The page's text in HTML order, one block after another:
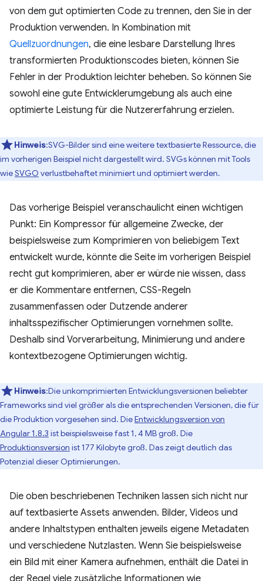
von dem gut optimierten Code zu trennen, den Sie in der
Produktion verwenden. In Kombination mit
Quellzuordnungen, die eine lesbare Darstellung Ihres
transformierten Produktionscodes bieten, können Sie
Fehler in der Produktion leichter beheben. So können Sie
sowohl eine gute Entwicklerumgebung als auch eine
optimierte Leistung für die Nutzererfahrung erzielen.
Hinweis:SVG-Bilder sind eine weitere textbasierte Ressource, die
im vorherigen Beispiel nicht dargestellt wird. SVGs können mit Tools
wieSVGO verlustbehaftet minimiert und optimiert werden.
Das vorherige Beispiel veranschaulicht einen wichtigen
Punkt: Ein Kompressor für allgemeine Zwecke, der
beispielsweise zum Komprimieren von beliebigem Text
entwickelt wurde, könnte die Seite im vorherigen Beispiel
recht gut komprimieren, aber er würde nie wissen, dass
er die Kommentare entfernen, CSS-Regeln
zusammenfassen oder Dutzende anderer
inhaltsspezifischer Optimierungen vornehmen sollte.
Deshalb sind Vorverarbeitung, Minimierung und andere
kontextbezogene Optimierungen wichtig.
Hinweis:Die unkomprimierten Entwicklungsversionen beliebter
Frameworks sind viel größer als die entsprechenden Versionen, die für
die Produktion vorgesehen sind. DieEntwicklungsversion von
Angular 1.8.3 ist beispielsweise fast 1, 4 MB groß. Die
Produktionsversion ist 177 Kilobyte groß. Das zeigt deutlich das
Potenzial dieser Optimierungen.
Die oben beschriebenen Techniken lassen sich nicht nur
auf textbasierte Assets anwenden. Bilder, Videos und
andere Inhaltstypen enthalten jeweils eigene Metadaten
und verschiedene Nutzlasten. Wenn Sie beispielsweise
ein Bild mit einer Kamera aufnehmen, enthält die Datei in
der Regel viele zusätzliche Informationen wie